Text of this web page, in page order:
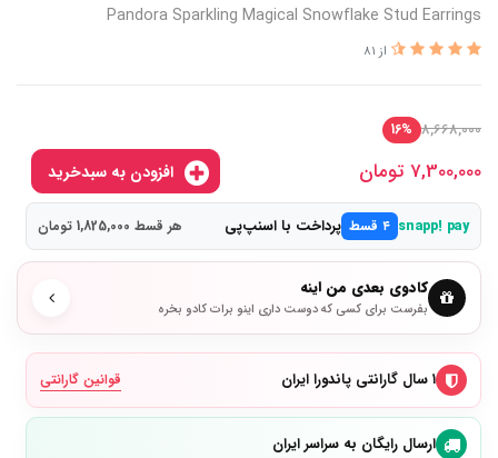
Pandora Sparkling Magical Snowflake Stud Earrings
از 81
8,668,000
16%
7,300,000 تومان
snapp! pay ۴ قسط پرداخت با اسنپ‌پی هر قسط 1,825,000 تومان
کادوی بعدی من اینه
بفرست برای کسی که دوست داری اینو برات کادو بخره
۱ سال گارانتی پاندورا ایران قوانین گارانتی
ارسال رایگان به سراسر ایران